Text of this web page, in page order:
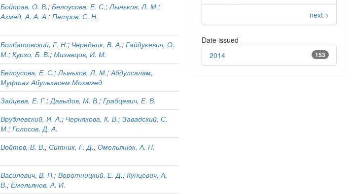
Бойправ, О. В.; Белоусова, Е. С.;Лыньков, Л. М.;
Ахмед, А. А. А.; Петров, С. Н.
Болбатовский, Г. Н.; Чередник, В. А.; Гайдукевич, О.
М.; Курзо, Б. В.; Мизавцов, И. М.
Белоусова, Е. С.;Лыньков, Л. М.;Абдулсалам,
Муфтах Абулькасем Мохамед
Зайцева, Е. Г.;Давыдов, М. В.; Грабцевич, Е. В.
Врублевский, И. А.; Чернякова, К. В.; Завадский, С.
М.; Голосов, Д. А.
Войтов, В. В.; Ситник, Г. Д.; Омельянюк, А. Н.
Василевич, В. П.; Воротницкий, Е. Д.; Кунцевич, А.
В.; Емельянов, А. И.
next >
Date issued
153
2014